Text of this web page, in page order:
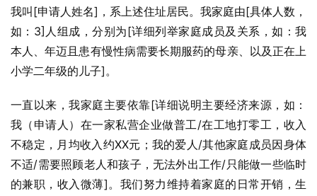
我叫[申请人姓名]，系上述住址居民。我家庭由[具体人数，
如：3]人组成，分别为[详细列举家庭成员及关系，如：我
本人、年迈且患有慢性病需要长期服药的母亲、以及正在上
小学二年级的儿子]。
一直以来，我家庭主要依靠[详细说明主要经济来源，如：
我（申请人）在一家私营企业做普工/在工地打零工，收入
不稳定，月均收入约XX元；我的爱人/其他家庭成员因身体
不适/需要照顾老人和孩子，无法外出工作/只能做一些临时
的兼职，收入微薄]。我们努力维持着家庭的日常开销，生